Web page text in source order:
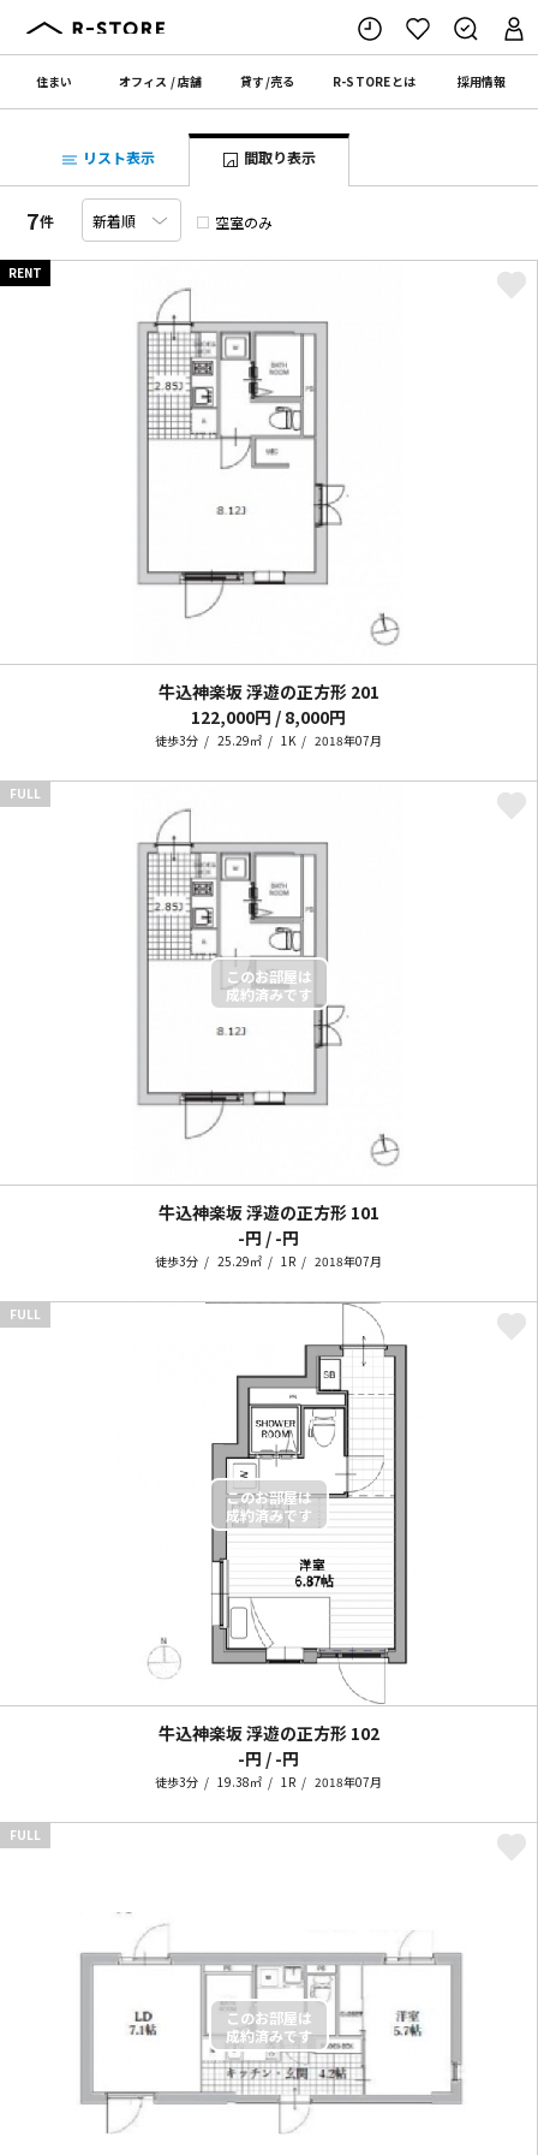
住まい オフィス /店舗 貸す/売る R-STOREとは 採用情報
リスト表示 間取り表示
7件 空室のみ
RENT
牛込神楽坂 浮遊の正方形 201
122,000円 / 8,000円
徒歩3分 25.29㎡ 1K 2018年07月
FULL
牛込神楽坂 浮遊の正方形 101
-円 / -円
徒歩3分 25.29㎡ 1R 2018年07月
FULL
牛込神楽坂 浮遊の正方形 102
-円 / -円
徒歩3分 19.38㎡ 1R 2018年07月
FULL